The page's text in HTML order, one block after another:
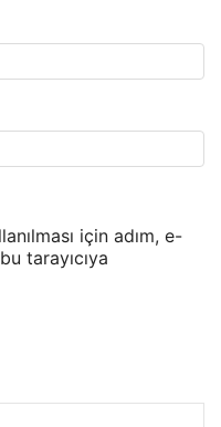
için adım, e-
tarayıcıya